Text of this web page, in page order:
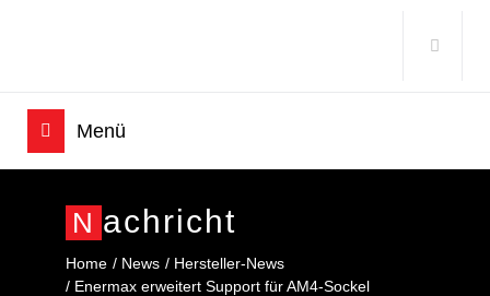
N Achricht
Home News
Hersteller-News
Enermax erweitert Support für AM4-Sockel